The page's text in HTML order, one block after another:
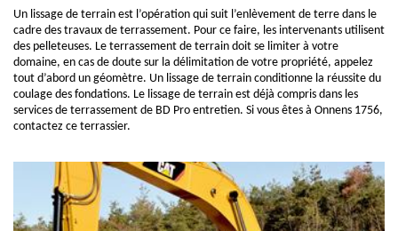
Un lissage de terrain est l’opération qui suit l’enlèvement de terre dans le
cadre des travaux de terrassement. Pour ce faire, les intervenants utilisent
des pelleteuses. Le terrassement de terrain doit se limiter à votre
domaine, en cas de doute sur la délimitation de votre propriété, appelez
tout d’abord un géomètre. Un lissage de terrain conditionne la réussite du
coulage des fondations. Le lissage de terrain est déjà compris dans les
services de terrassement de BD Pro entretien. Si vous êtes à Onnens 1756,
contactez ce terrassier.